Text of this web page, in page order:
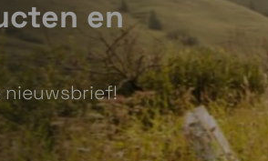
gebruikers functies
aanpassen aan hun
specifieke behoeften.
en
nieuwsbrief!